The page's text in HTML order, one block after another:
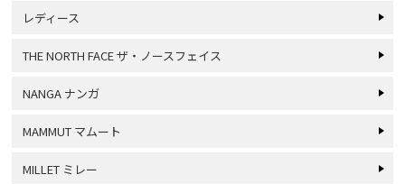
レディース
THE NORTH FACE ザ・ノースフェイス
NANGA ナンガ
MAMMUT マムート
MILLET ミレー